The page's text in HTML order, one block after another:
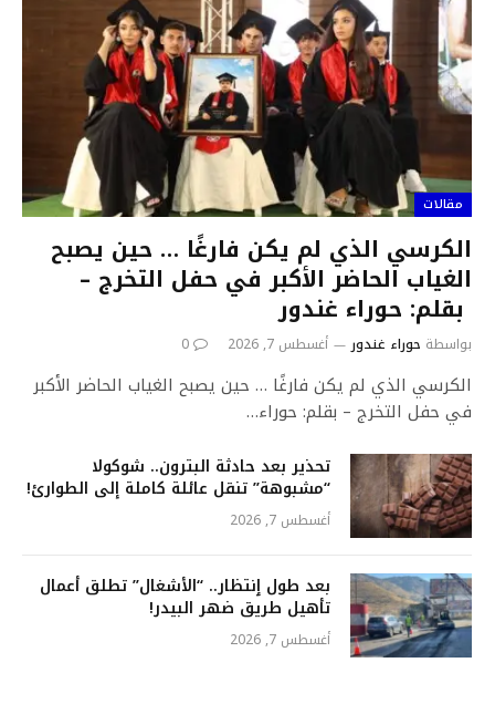
مقالات
الكرسي الذي لم يكن فارغًا … حين يصبح
الغياب الحاضر الأكبر في حفل التخرج –
بقلم: حوراء غندور
بواسطة حوراء غندور أغسطس 7, 2026 0
الكرسي الذي لم يكن فارغًا … حين يصبح الغياب الحاضر الأكبر
في حفل التخرج – بقلم: حوراء…
تحذير بعد حادثة البترون.. شوكولا
“مشبوهة” تنقل عائلة كاملة إلى الطوارئ!
أغسطس 7, 2026
بعد طول ٳنتظار.. “الأشغال” تطلق أعمال
تأهيل طريق ضهر البيدر!
أغسطس 7, 2026